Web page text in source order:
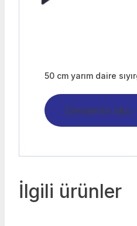
50 cm yarım daire
Devamını oku
İlgili ürünler